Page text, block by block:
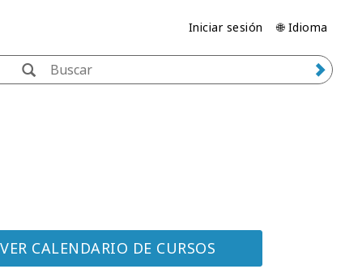
Iniciar sesión 🌐 Idioma
VER CALENDARIO DE CURSOS